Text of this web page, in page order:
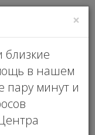
Личный кабинет
×
в нашем
пару минут и